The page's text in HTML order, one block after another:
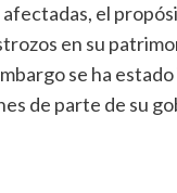
afectadas, el
en su
se ha
de parte de su